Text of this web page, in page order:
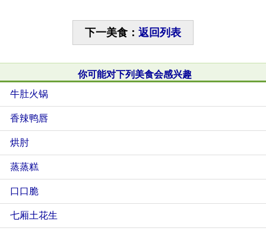
下一美食： 返回列表
你可能对下列美食会感兴趣
牛肚火锅
香辣鸭唇
烘肘
蒸蒸糕
口口脆
七厢土花生